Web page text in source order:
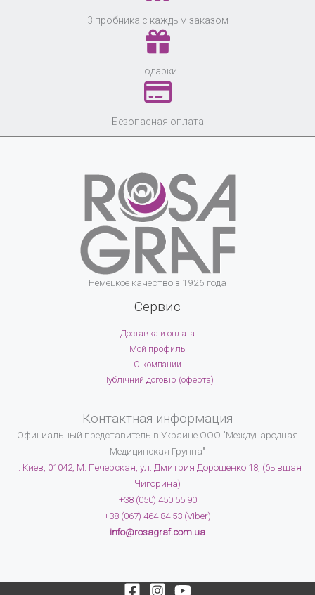
3 пробника с каждым заказом
Подарки
Безопасная оплата
Немецкое качество з 1926 года
Сервис
Доставка и оплата
Мой профиль
О компании
Публічний договір (оферта)
Контактная информация
Официальный представитель в Украине ООО "Международная
Медицинская Группа"
г. Киев, 01042, М. Печерская, ул. Дмитрия Дорошенко 18, (бывшая
Чигорина)
+38 (050) 450 55 90
+38 (067) 464 84 53 (Viber)
info@rosagraf.com.ua